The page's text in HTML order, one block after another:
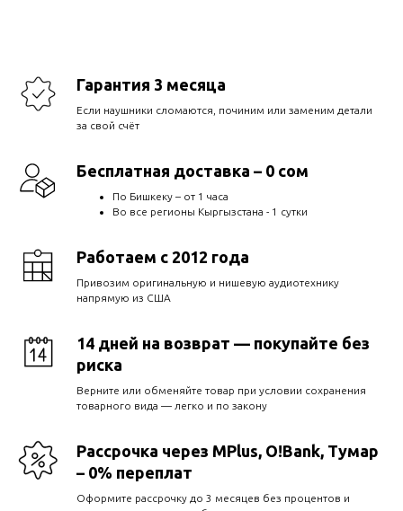
Гарантия 3 месяца
Если наушники сломаются, починим или заменим детали
за свой счёт
Бесплатная доставка – 0 сом
По Бишкеку – от 1 часа
Во все регионы Кыргызстана - 1 сутки
Работаем с 2012 года
Привозим оригинальную и нишевую аудиотехнику
напрямую из США
14 дней на возврат — покупайте без
риска
Верните или обменяйте товар при условии сохранения
товарного вида — легко и по закону
Рассрочка через MPlus, O!Bank, Тумар
– 0% переплат
Оформите рассрочку до 3 месяцев без процентов и